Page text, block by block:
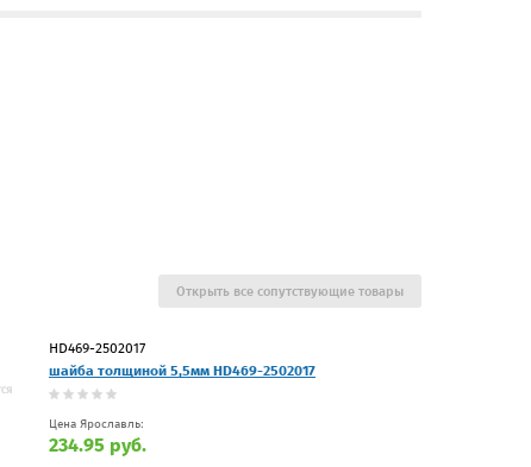
HD469-2502017
шайба толщиной 5,5мм HD469-2502017
Цена Ярославль:
234.95 руб.
Открыть все сопутствующие товары